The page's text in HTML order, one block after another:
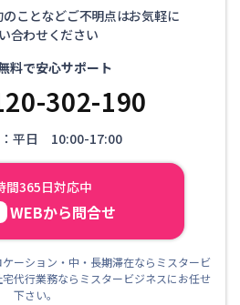
ことなどご不明点はお気軽に
合わせください
料で安心サポート
302-190
：平日 10:00-17:00
間365日対応中
WEBから問合せ
ーション・中・長期滞在ならミスタービ
代行業務ならミスタービジネスにお任せ
下さい。